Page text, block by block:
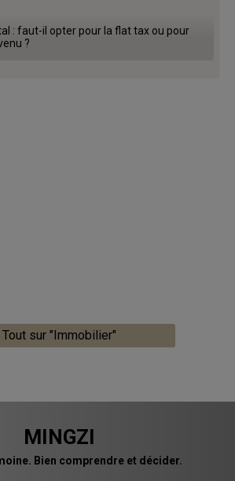
: faut-il opter pour la flat tax ou pour
?
Tout sur "Immobilier"
MINGZI
Bien comprendre et décider.